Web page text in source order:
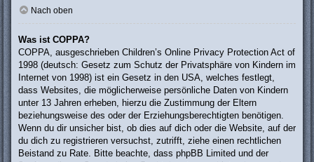
Nach oben
Was ist COPPA?
COPPA, ausgeschrieben Children’s Online Privacy Protection Act of
1998 (deutsch: Gesetz zum Schutz der Privatsphäre von Kindern im
Internet von 1998) ist ein Gesetz in den USA, welches festlegt,
dass Websites, die möglicherweise persönliche Daten von Kindern
unter 13 Jahren erheben, hierzu die Zustimmung der Eltern
beziehungsweise des oder der Erziehungsberechtigten benötigen.
Wenn du dir unsicher bist, ob dies auf dich oder die Website, auf der
du dich zu registrieren versuchst, zutrifft, ziehe einen rechtlichen
Beistand zu Rate. Bitte beachte, dass phpBB Limited und der